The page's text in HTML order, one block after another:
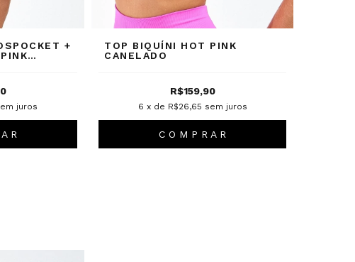
+
juros
R
TOP BIQUÍNI HOT PINK
CANELADO
R$159,90
6 x de R$26,65 sem juros
C O M P R A R